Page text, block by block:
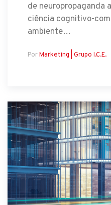
de neuropropaganda
ciência cognitivo-
ambiente…
PorMarketing | Grupo I.C.E.